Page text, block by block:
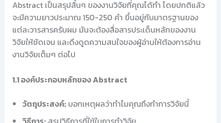
Abstract เป็นสรุปสั้นๆ ของงานวิจัยที่คุณได้ทำ โดยปกติแล้ว
จะมีความยาวประมาณ 150-250 คำ ขึ้นอยู่กับมาตรฐานของ
แต่ละวารสารครับผม มันจะต้องสื่อสารประเด็นหลักของงาน
วิจัยให้ชัดเจน และดึงดูดความสนใจของผู้อ่านให้ต้องการอ่าน
งานวิจัยเต็มๆ ต่อไป
1.1 องค์ประกอบหลักของ Abstract
วัตถุประสงค์:บอกเหตุผลว่าทำไมคุณถึงทำการวิจัยนี้